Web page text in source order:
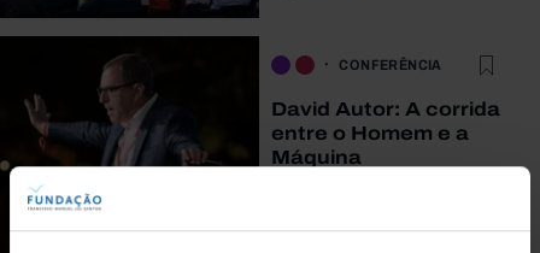
CONFERÊNCIA
David Autor: A corrida
entre o Homem e a
Máquina